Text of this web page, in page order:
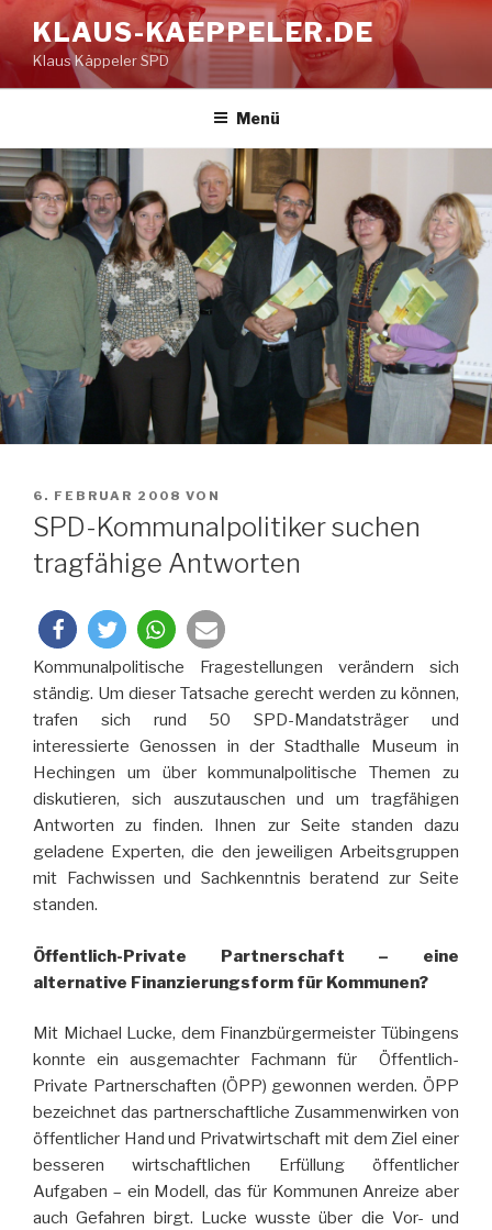
Inhalt
springen
KLAUS-KAEPPELER.DE
Klaus Käppeler SPD
Menü
VERÖFFENTLICHT
AM
6. FEBRUAR 2008 VON
SPD-Kommunalpolitiker suchen
tragfähige Antworten
Kommunalpolitische Fragestellungen verändern sich
ständig. Um dieser Tatsache gerecht werden zu können,
trafen sich rund 50 SPD-Mandatsträger und
interessierte Genossen in der Stadthalle Museum in
Hechingen um über kommunalpolitische Themen zu
diskutieren, sich auszutauschen und um tragfähigen
Antworten zu finden. Ihnen zur Seite standen dazu
geladene Experten, die den jeweiligen Arbeitsgruppen
mit Fachwissen und Sachkenntnis beratend zur Seite
standen.
Öffentlich-Private Partnerschaft – eine
alternative Finanzierungsform für Kommunen?
Mit Michael Lucke, dem Finanzbürgermeister Tübingens
konnte ein ausgemachter Fachmann für Öffentlich-
Private Partnerschaften (ÖPP) gewonnen werden. ÖPP
bezeichnet das partnerschaftliche Zusammenwirken von
öffentlicher Hand und Privatwirtschaft mit dem Ziel einer
besseren wirtschaftlichen Erfüllung öffentlicher
Aufgaben – ein Modell, das für Kommunen Anreize aber
auch Gefahren birgt. Lucke wusste über die Vor- und